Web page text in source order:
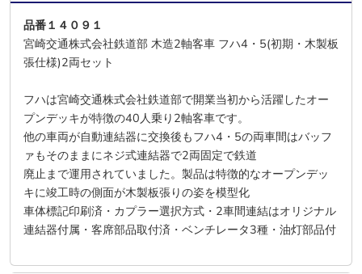
品番１４０９１
宮崎交通株式会社鉄道部 木造2軸客車 フハ4・5(初期・木製板
張仕様)2両セット
フハは宮崎交通株式会社鉄道部で開業当初から活躍したオー
プンデッキが特徴の40人乗り2軸客車です。
他の車両が自動連結器に交換後もフハ4・5の両車間はバッフ
ァもそのままにネジ式連結器で2両固定で鉄道
廃止まで運用されていました。製品は特徴的なオープンデッ
キに竣工時の側面が木製板張りの姿を模型化
車体標記印刷済・カプラー選択方式・2車間連結はオリジナル
連結器付属・客席部品取付済・ベンチレータ3種・油灯部品付